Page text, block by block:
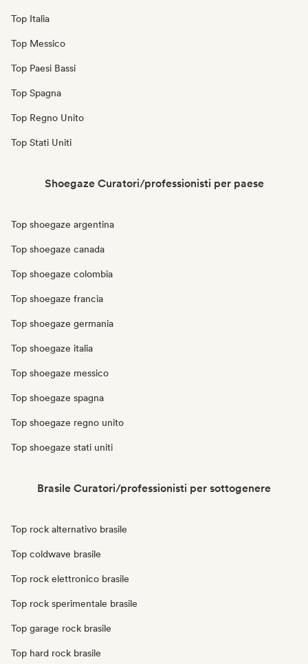
Top Italia
Top Messico
Top Paesi Bassi
Top Spagna
Top Regno Unito
Top Stati Uniti
Shoegaze Curatori/professionisti per paese
Top shoegaze argentina
Top shoegaze canada
Top shoegaze colombia
Top shoegaze francia
Top shoegaze germania
Top shoegaze italia
Top shoegaze messico
Top shoegaze spagna
Top shoegaze regno unito
Top shoegaze stati uniti
Brasile Curatori/professionisti per sottogenere
Top rock alternativo brasile
Top coldwave brasile
Top rock elettronico brasile
Top rock sperimentale brasile
Top garage rock brasile
Top hard rock brasile